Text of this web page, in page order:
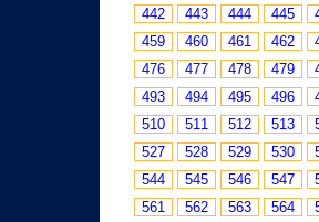
442
443 444 445
459
460 461 462
476
477 478 479
493
494 495 496
510
511 512 513
527
528 529 530
544
545 546 547
561
562 563 564